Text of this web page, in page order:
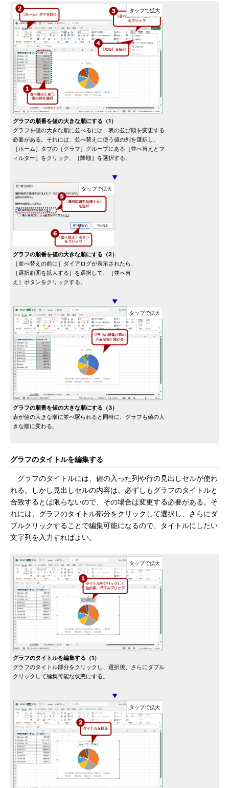
グラフの順番を値の大きな順にする（1）
グラフを値の大きな順に並べるには、表の並び順を変更する
必要がある。それには、並べ替えに使う値の列を選択し、
［ホーム］タブの［グラフ］グループにある［並べ替えとフ
ィルター］をクリック、［降順］を選択する。
▼
グラフの順番を値の大きな順にする（2）
［並べ替えの前に］ダイアログが表示されたら、
［選択範囲を拡大する］を選択して、［並べ替
え］ボタンをクリックする。
▼
グラフの順番を値の大きな順にする（3）
表が値の大きな順に並べ駆られると同時に、グラフも値の大
きな順に変わる。
グラフのタイトルを編集する
グラフのタイトルには、値の入った列や行の見出しセルが使わ
れる。しかし見出しセルの内容は、必ずしもグラフのタイトルと
合致するとは限らないので、その場合は変更する必要がある。そ
れには、グラフのタイトル部分をクリックして選択し、さらにダ
ブルクリックすることで編集可能になるので、タイトルにしたい
文字列を入力すればよい。
グラフのタイトルを編集する（1）
グラフのタイトル部分をクリックし、選択後、さらにダブル
クリックして編集可能な状態にする。
▼